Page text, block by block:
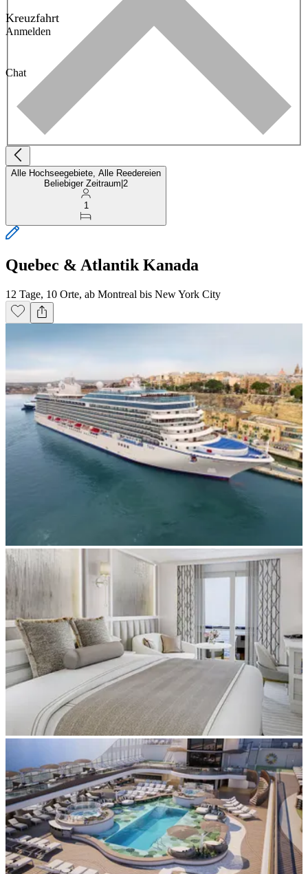
Kreuzfahrt
Anmelden
Chat
Alle Hochseegebiete, Alle Reedereien
Beliebiger Zeitraum 2
1
Quebec & Atlantik Kanada
12 Tage, 10 Orte, ab Montreal bis New York City